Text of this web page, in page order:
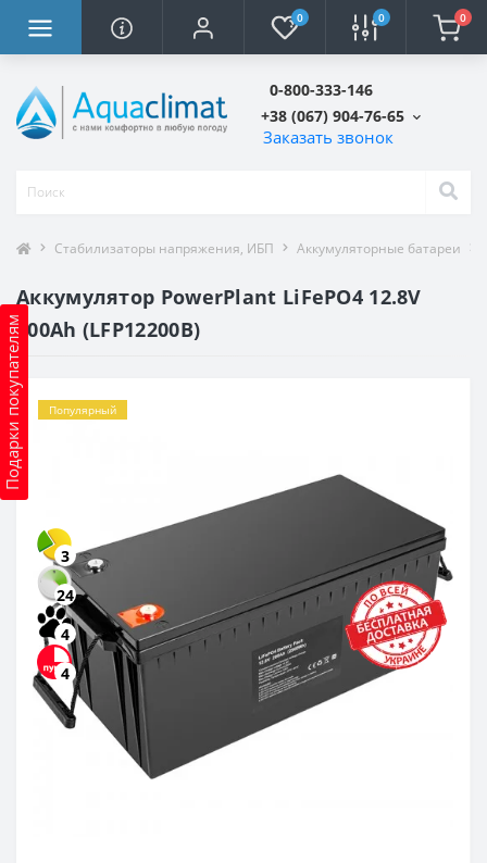
0 0 0
0-800-333-146
+38 (067) 904-76-65
Заказать звонок
Подарки покупателям
Стабилизаторы напряжения, ИБП Аккумуляторные батареи
Аккумулятор PowerPlant LiFePO4 12.8V
200Ah (LFP12200B)
Популярный
3
24
4
4